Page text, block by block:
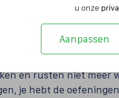
u onze
Aanpassen
als je
en rusten niet meer
je hebt de